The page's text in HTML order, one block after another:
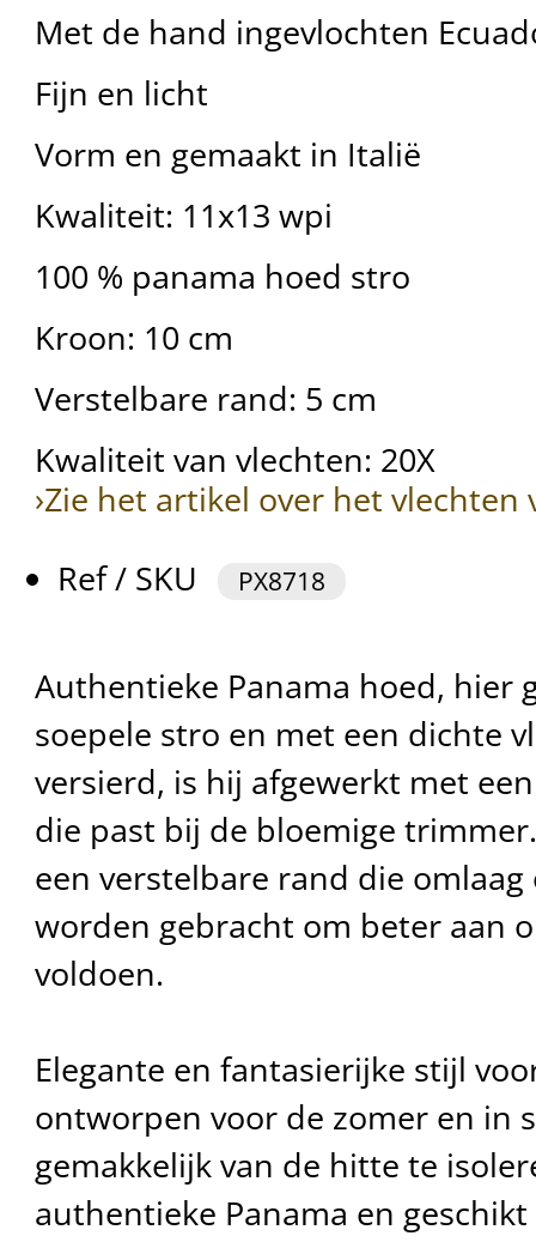
Met de hand ingevlochten
Fijn en licht
Vorm en gemaakt in Italië
Kwaliteit: 11x13 wpi
100 % panama hoed stro
Kroon: 10 cm
Verstelbare rand: 5 cm
Kwaliteit van vlechten: 20X
›Zie het artikel over het vlechten
Ref / SKU
PX8718
Authentieke Panama hoed, hier
soepele stro en met een dichte
versierd, is hij afgewerkt met
die past bij de bloemige
een verstelbare rand die
worden gebracht om beter aan
voldoen.
Elegante en fantasierijke stijl
ontworpen voor de zomer en in
gemakkelijk van de hitte te
authentieke Panama en